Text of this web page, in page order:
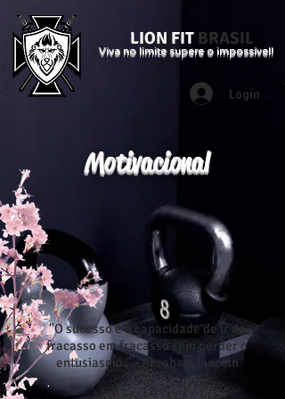
LION FIT BRASIL
Viva no limite supere o impossível!
Login
Motivacional
"O sucesso é a capacidade de ir de
fracasso em fracasso sem perder o
entusiasmo." - Abraham Lincoln